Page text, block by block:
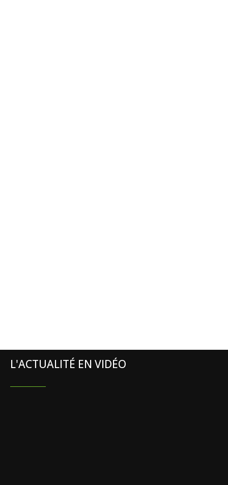
L'ACTUALITÉ EN VIDÉO